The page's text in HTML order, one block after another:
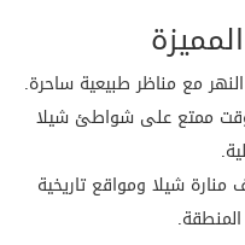
مع مناظر طبيعية ساحرة.
ممتع على شواطئ شيلا
منارة شيلا ومواقع تاريخية